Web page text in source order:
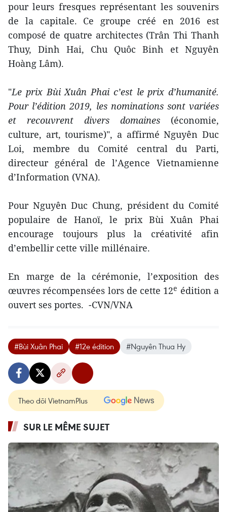
pour leurs fresques représentant les souvenirs
de la capitale. Ce groupe créé en 2016 est
composé de quatre architectes (Trân Thi Thanh
Thuy, Dinh Hai, Chu Quôc Binh et Nguyên
Hoàng Lâm).
"Le prix Bùi Xuân Phai c’est le prix d’humanité.
Pour l’édition 2019, les nominations sont variées
et recouvrent divers domaines (économie,
culture, art, tourisme)", a affirmé Nguyên Duc
Loi, membre du Comité central du Parti,
directeur général de l’Agence Vietnamienne
d’Information (VNA).
Pour Nguyên Duc Chung, président du Comité
populaire de Hanoï, le prix Bùi Xuân Phai
encourage toujours plus la créativité afin
d’embellir cette ville millénaire.
En marge de la cérémonie, l’exposition des
œuvres récompensées lors de cette 12e édition a
ouvert ses portes. -CVN/VNA
#Bùi Xuân Phai #12e édition #Nguyên Thua Hy
Theo dõi VietnamPlus
SUR LE MÊME SUJET